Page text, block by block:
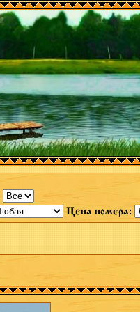
Цена номера: